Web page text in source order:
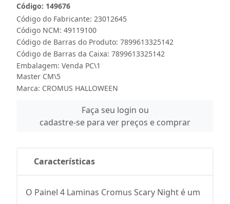
Código do Fabricante: 23012645
Código: 149676
Código NCM: 49119100
Código de Barras do Produto: 7899613325142
Código de Barras da Caixa: 7899613325142
Embalagem: Venda PC\1
Master CM\5
Marca: CROMUS HALLOWEEN
Faça seu login ou
cadastre-se para ver preços e comprar
Características
O Painel 4 Laminas Cromus Scary Night é um